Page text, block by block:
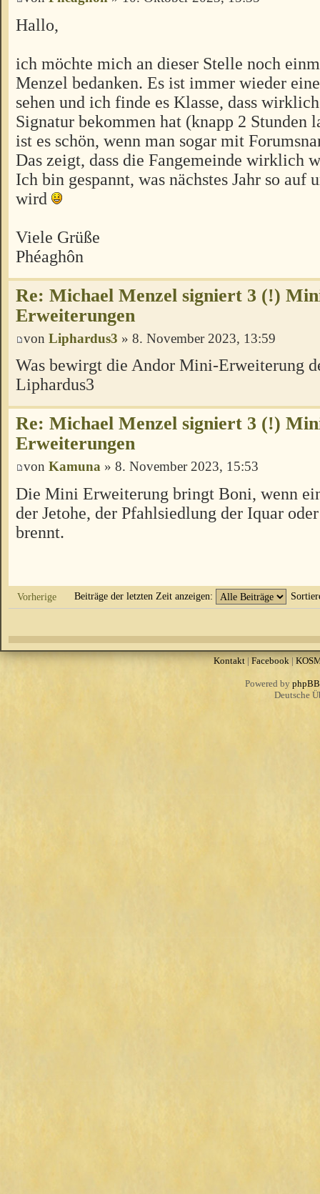
Hallo,
ich möchte mich an dieser Stelle noch
Menzel bedanken. Es ist immer wieder
sehen und ich finde es Klasse, dass
Signatur bekommen hat (knapp 2 Stunden
ist es schön, wenn man sogar mit
Das zeigt, dass die Fangemeinde wirklich
Ich bin gespannt, was nächstes Jahr so auf
wird
Viele Grüße
Phéaghôn
Re: Michael Menzel signiert 3 (!)
Erweiterungen
von Liphardus3 » 8. November 2023, 13:59
Was bewirgt die Andor Mini-Erweiterung
Liphardus3
Re: Michael Menzel signiert 3 (!)
Erweiterungen
von Kamuna » 8. November 2023, 15:53
Die Mini Erweiterung bringt Boni, wenn
der Jetohe, der Pfahlsiedlung der Iquar
brennt.
Vorherige Beiträge der letzten Zeit anzeigen:
Kontakt| Facebook|
Powered by phpBB
Deutsche